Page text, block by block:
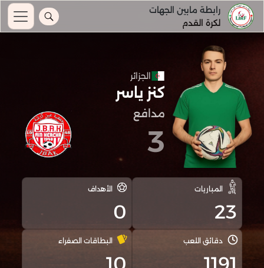
رابطة مابين الجهات
لكرة القدم
الجزائر
كنز ياسر
مدافع
3
المباريات
23
الأهداف
0
دقائق اللعب
1191
البطاقات الصفراء
10